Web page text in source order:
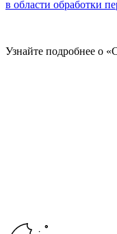
в области обработки
Узнайте подробнее о